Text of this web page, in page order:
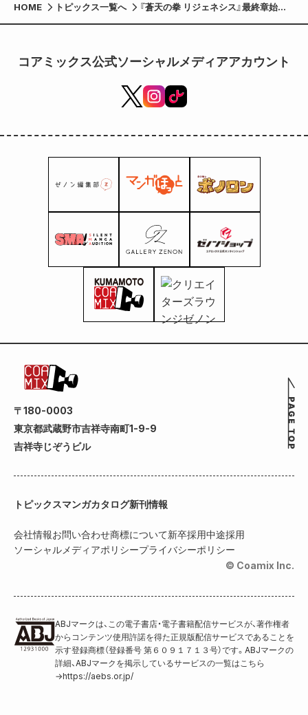
HOME トピックス一覧へ
『蒼天の拳 リジェネシス』最終章始動！
「月刊コミックゼノン 2025年1月号」
コアミックス公式ソーシャルメディアアカウント
〒180-0003
東京都武蔵野市吉祥寺南町1-9-9
吉祥寺じぞうビル
トピックスマンガカタログ新刊情報
会社情報お問い合わせ商標について新卒採用中途採用
ソーシャルメディアポリシープライバシーポリシー
© Coamix Inc.
ABJマークは、この電子書店・電子書籍配信サービスが、著作権者
からコンテンツ使用許諾を得た正規版配信サービスであることを
示す登録商標（登録番号 第６０９１７１３号）です。ABJマークの
詳細、ABJマークを掲示しているサービスの一覧はこちら
→https://aebs.or.jp/